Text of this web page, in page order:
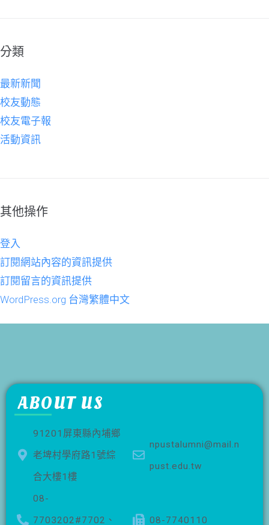
分類
最新新聞
校友動態
校友電子報
活動資訊
其他操作
登入
訂閱網站內容的資訊提供
訂閱留言的資訊提供
WordPress.org 台灣繁體中文
ABOUT US
91201屏東縣內埔鄉
老埤村學府路1號綜
合大樓1樓
npustalumni@mail.n
pust.edu.tw
08-
7703202#7702、
08-7740110